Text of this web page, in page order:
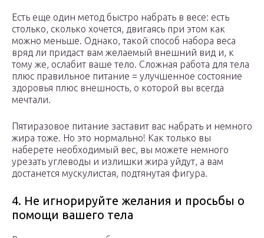
Есть еще один метод быстро набрать в весе: есть
столько, сколько хочется, двигаясь при этом как
можно меньше. Однако, такой способ набора веса
вряд ли придаст вам желаемый внешний вид и, к
тому же, ослабит ваше тело. Сложная работа для тела
плюс правильное питание = улучшенное состояние
здоровья плюс внешность, о которой вы всегда
мечтали.
Пятиразовое питание заставит вас набрать и немного
жира тоже. Но это нормально! Как только вы
наберете необходимый вес, вы можете немного
урезать углеводы и излишки жира уйдут, а вам
достанется мускулистая, подтянутая фигура.
4. Не игнорируйте желания и просьбы о
помощи вашего тела